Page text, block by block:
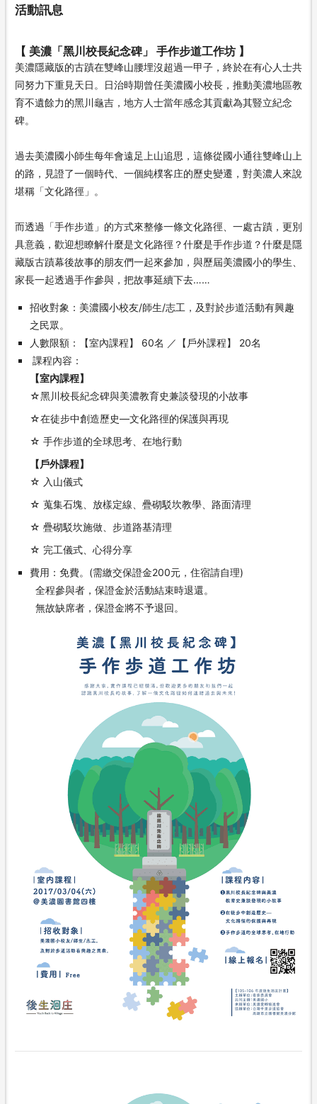
活動訊息
【 美濃「黑川校長紀念碑」 手作步道工作坊 】
美濃隱藏版的古蹟在雙峰山腰埋沒超過一甲子，終於在有心人士共
同努力下重見天日。日治時期曾任美濃國小校長，推動美濃地區教
育不遺餘力的黑川龜吉，地方人士當年感念其貢獻為其豎立紀念
碑。
過去美濃國小師生每年會遠足上山追思，這條從國小通往雙峰山上
的路，見證了一個時代、一個純樸客庄的歷史變遷，對美濃人來說
堪稱「文化路徑」。
而透過「手作步道」的方式來整修一條文化路徑、一處古蹟，更別
具意義，歡迎想瞭解什麼是文化路徑？什麼是手作步道？什麼是隱
藏版古蹟幕後故事的朋友們一起來參加，與歷屆美濃國小的學生、
家長一起透過手作參與，把故事延續下去……
招收對象：美濃國小校友/師生/志工，及對於步道活動有興趣
之民眾。
人數限額：【室內課程】 60名 ／【戶外課程】 20名
課程內容：
【室內課程】
☆黑川校長紀念碑與美濃教育史兼談發現的小故事
☆在徒步中創造歷史—文化路徑的保護與再現
☆ 手作步道的全球思考、在地行動
【戶外課程】
☆ 入山儀式
☆ 蒐集石塊、放樣定線、疊砌駁坎教學、路面清理
☆ 疊砌駁坎施做、步道路基清理
☆ 完工儀式、心得分享
費用：免費。(需繳交保證金200元，住宿請自理)
全程參與者，保證金於活動結束時退還。
無故缺席者，保證金將不予退回。